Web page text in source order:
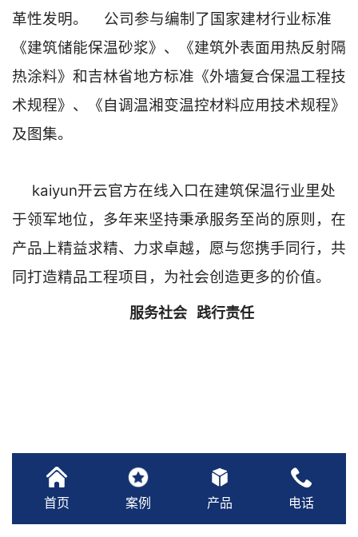
革性发明。 公司参与编制了国家建材行业标准
《建筑储能保温砂浆》、《建筑外表面用热反射隔
热涂料》和吉林省地方标准《外墙复合保温工程技
术规程》、《自调温湘变温控材料应用技术规程》
及图集。
kaiyun开云官方在线入口在建筑保温行业里处
于领军地位，多年来坚持秉承服务至尚的原则，在
产品上精益求精、力求卓越，愿与您携手同行，共
同打造精品工程项目，为社会创造更多的价值。
服务社会 践行责任
首页 案例 产品 电话